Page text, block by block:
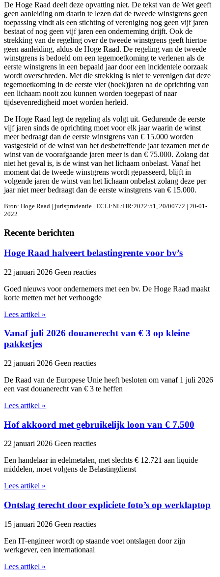
De Hoge Raad deelt deze opvatting niet. De tekst van de Wet geeft
geen aanleiding om daarin te lezen dat de tweede winstgrens geen
toepassing vindt als een stichting of vereniging nog geen vijf jaren
bestaat of nog geen vijf jaren een onderneming drijft. Ook de
strekking van de regeling over de tweede winstgrens geeft hiertoe
geen aanleiding, aldus de Hoge Raad. De regeling van de tweede
winstgrens is bedoeld om een tegemoetkoming te verlenen als de
eerste winstgrens in een bepaald jaar door een incidentele oorzaak
wordt overschreden. Met die strekking is niet te verenigen dat deze
tegemoetkoming in de eerste vier (boek)jaren na de oprichting van
een lichaam nooit zou kunnen worden toegepast of naar
tijdsevenredigheid moet worden herleid.
De Hoge Raad legt de regeling als volgt uit. Gedurende de eerste
vijf jaren sinds de oprichting moet voor elk jaar waarin de winst
meer bedraagt dan de eerste winstgrens van € 15.000 worden
vastgesteld of de winst van het desbetreffende jaar tezamen met de
winst van de voorafgaande jaren meer is dan € 75.000. Zolang dat
niet het geval is, is de winst van het lichaam onbelast. Vanaf het
moment dat de tweede winstgrens wordt gepasseerd, blijft in
volgende jaren de winst van het lichaam onbelast zolang deze per
jaar niet meer bedraagt dan de eerste winstgrens van € 15.000.
Bron: Hoge Raad | jurisprudentie | ECLI:NL:HR:2022:51, 20/00772 | 20-01-
2022
Recente berichten
Hoge Raad halveert belastingrente voor bv’s
22 januari 2026 Geen reacties
Goed nieuws voor ondernemers met een bv. De Hoge Raad maakt
korte metten met het verhoogde
Lees artikel »
Vanaf juli 2026 douanerecht van € 3 op kleine
pakketjes
22 januari 2026 Geen reacties
De Raad van de Europese Unie heeft besloten om vanaf 1 juli 2026
een vast douanerecht van € 3 te heffen
Lees artikel »
Hof akkoord met gebruikelijk loon van € 7.500
22 januari 2026 Geen reacties
Een handelaar in edelmetalen, met slechts € 12.721 aan liquide
middelen, moet volgens de Belastingdienst
Lees artikel »
Ontslag terecht door expliciete foto’s op werklaptop
15 januari 2026 Geen reacties
Een IT-engineer wordt op staande voet ontslagen door zijn
werkgever, een internationaal
Lees artikel »